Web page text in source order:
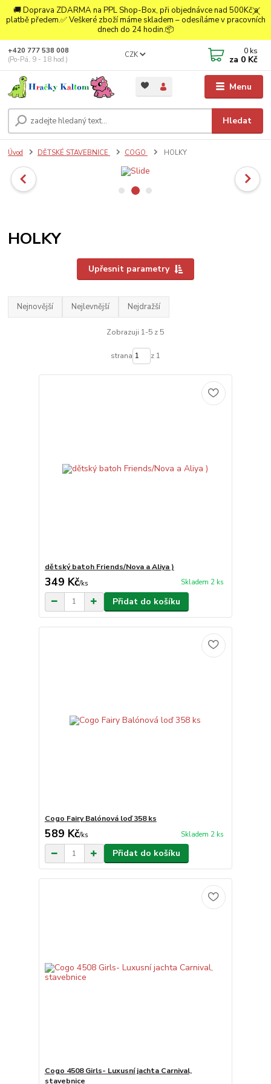
🚚 Doprava ZDARMA na PPL Shop-Box, při objednávce nad 500Kč a
platbě předem.✅ Veškeré zboží máme skladem – odesíláme v pracovních
dnech do 24 hodin.📦
Menu
CZK
Hledat
+420 777 538 008
(Po-Pá, 9 - 18 hod.)
0 ks
za 0 Kč
Úvod DĚTSKÉ STAVEBNICE COGO HOLKY
HOLKY
Upřesnit parametry
Nejnovější Nejlevnější Nejdražší
Zobrazuji 1-5 z 5
strana z 1
dětský batoh Friends/Nova a Aliya )
349 Kč/ks Skladem 2 ks
Přidat do košíku
Cogo Fairy Balónová loď 358 ks
589 Kč/ks Skladem 2 ks
Přidat do košíku
Cogo 4508 Girls- Luxusní jachta Carnival,
stavebnice